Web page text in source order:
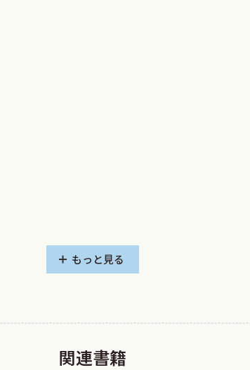
にも見られるということです．
マニュアルを持っていると思われます．開
．
たり，それに伴う返還金等の措置を受けた
るように思われます．
ろんのこと，電子カルテ（診療録のOA機器
ます．
すが，そのつど算定要件としての診療録への
半数以上を占めるようになりました．DPCの
もっと見る
関連書籍